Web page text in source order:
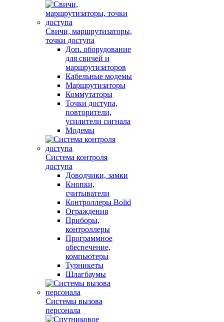
Свичи, маршрутизаторы,
точки доступа
Доп. оборудование
для свичей и
маршрутизаторов
Кабельные модемы
Маршрутизаторы
Коммутаторы
Точки доступа,
повторители,
усилители сигнала
Модемы
Система контроля
доступа
Доводчики, замки
Кнопки,
считыватели
Контроллеры Bolid
Ограждения
Приборы,
контроллеры
Программное
обеспечение,
компьютеры
Турникеты
Шлагбаумы
Системы вызова
персонала